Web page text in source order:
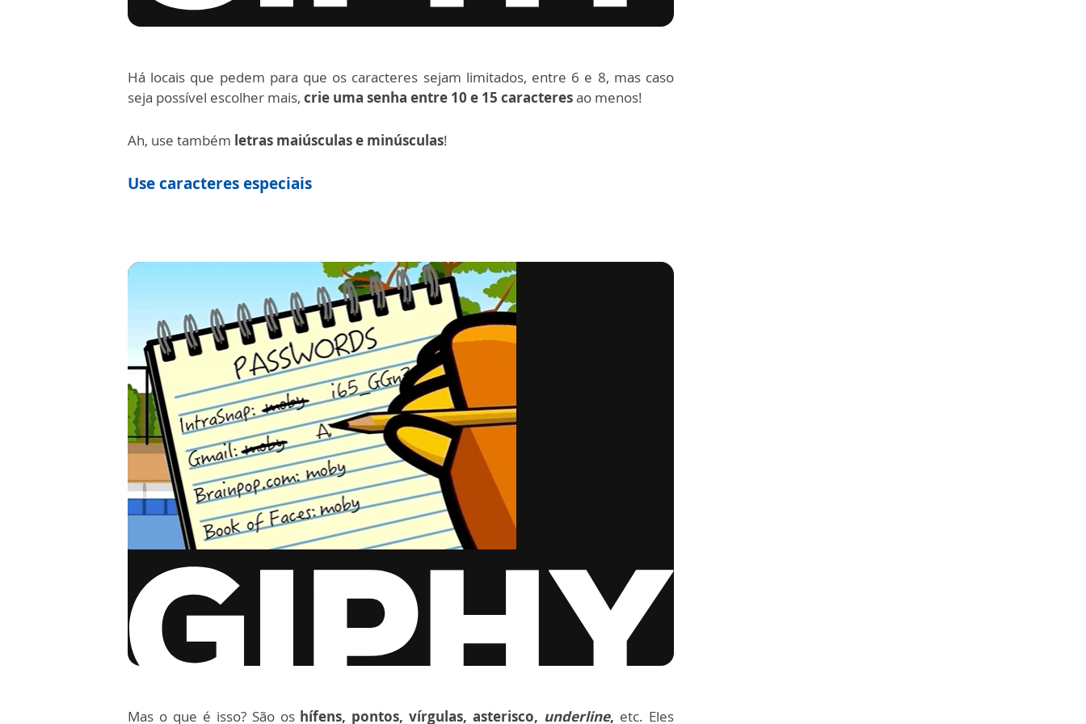
Há locais que pedem para que os caracteres sejam limitados, entre 6 e 8, mas caso
seja possível escolher mais, crie uma senha entre 10 e 15 caracteresao menos!
Ah, use também letras maiúsculas e minúsculas!
Use caracteres especiais
via GIPHY
Mas o que é isso? São os hífens, pontos, vírgulas, asterisco, underline, etc. Eles